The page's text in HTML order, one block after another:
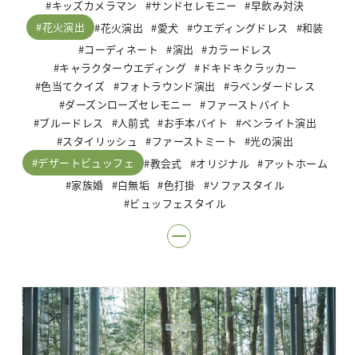
キッズカメラマン
サンドセレモニー
早飲み対決
花火演出
花火演出 愛犬 ウエディングドレス
和装
コーディネート
演出
カラードレス
キャラクターウエディング
ドキドキクラッカー
色当てクイズ
フォトラウンド演出
ラベンダードレス
ダーズンローズセレモニー
ファーストバイト
ブルードレス
人前式 お手本バイト
ペンライト演出
スタイリッシュ
ファーストミート
光の演出
デザートビュッフェ
教会式 オリジナル
アットホーム
家族婚
白無垢 色打掛
ソファスタイル
ビュッフェスタイル